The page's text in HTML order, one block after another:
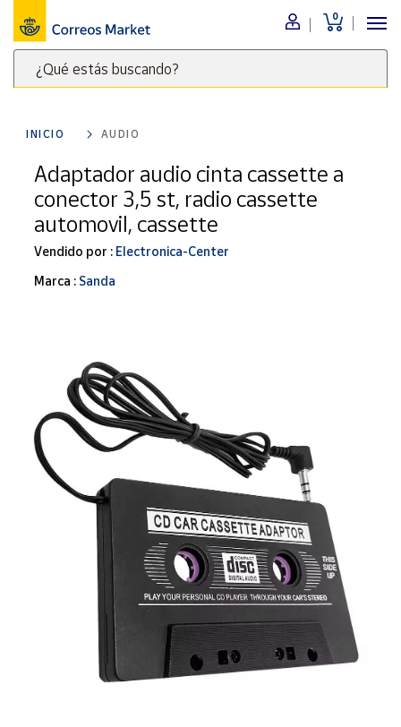
0
¿Qué estás buscando?
clave
para
buscar
productos
Correos
Menú
Nuestro
catálogo
Alimentación
Bebidas
Ocio y cultura
Juguetes y
juegos
Libros y
Artesanía
Oficina y
Papelería
Para Canarias,
Ceuta y Melilla
INICIO AUDIO
Adaptador audio cinta cassette a
conector 3,5 st, radio cassette
automovil, cassette
Vendido por : Electronica-Center
Marca : Sanda